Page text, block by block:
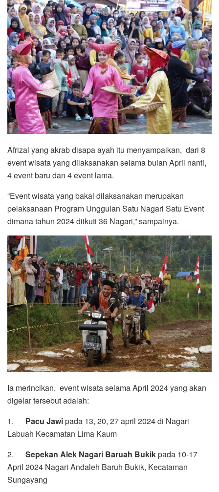
Afrizal yang akrab disapa ayah itu menyampaikan, dari 8
event wisata yang dilaksanakan selama bulan April nanti,
4 event baru dan 4 event lama.
“Event wisata yang bakal dilaksanakan merupakan
pelaksanaan Program Unggulan Satu Nagari Satu Event
dimana tahun 2024 diikuti 36 Nagari,” sampainya.
Ia merincikan, event wisata selama April 2024 yang akan
digelar tersebut adalah:
1. Pacu Jawipada 13, 20, 27 april 2024 di Nagari
Labuah Kecamatan Lima Kaum
2. Sepekan Alek Nagari Baruah Bukikpada 10-17
April 2024 Nagari Andaleh Baruh Bukik, Kecataman
Sungayang